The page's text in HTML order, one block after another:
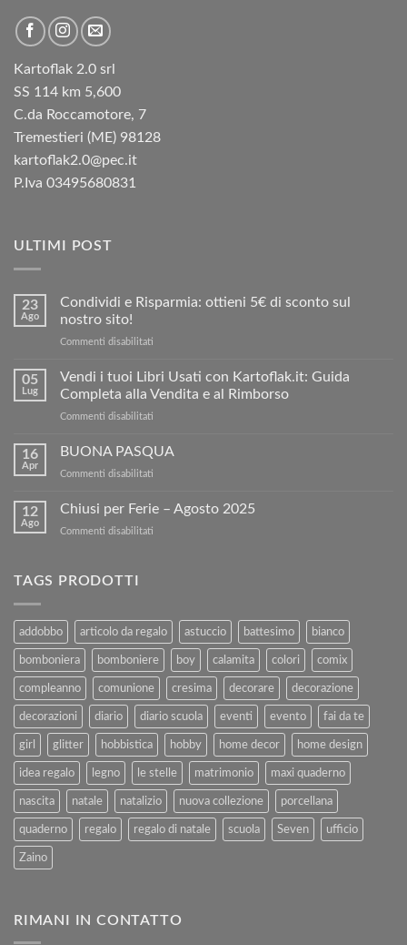
Kartoflak 2.0 srl
SS 114 km 5,600
C.da Roccamotore, 7
Tremestieri (ME) 98128
kartoflak2.0@pec.it
P.Iva 03495680831
ULTIMI POST
23
Ago
Condividi e Risparmia: ottieni 5€ di sconto sul
nostro sito!
Commenti disabilitati
Risparmia:
sconto
05
Lug
Vendi i tuoi Libri Usati con Kartoflak.it: Guida
Completa alla Vendita e al Rimborso
Commenti disabilitati
i
tuoi
con
Rimborso
16
Apr
BUONA PASQUA
Commenti disabilitati
PASQUA
12
Ago
Chiusi per Ferie – Agosto 2025
Commenti disabilitati
2025
TAGS PRODOTTI
addobbo articolo da regalo astuccio battesimo bianco
bomboniera bomboniere boy calamita colori comix
compleanno comunione cresima decorare decorazione
decorazioni diario diario scuola eventi evento fai da te
girl glitter hobbistica hobby home decor home design
idea regalo legno le stelle matrimonio maxi quaderno
nascita natale natalizio nuova collezione porcellana
quaderno regalo regalo di natale scuola Seven ufficio
Zaino
RIMANI IN CONTATTO